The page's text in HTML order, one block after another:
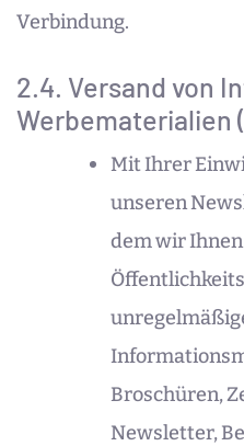
Verbindung.
2.4. Versand von
Werbematerialien
Mit Ihrer
unseren
dem wir
Broschüren,
Newsletter,